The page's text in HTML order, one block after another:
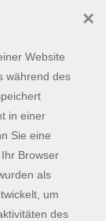
Website
während des
in einer
Sie eine
Browser
als
um
des
×